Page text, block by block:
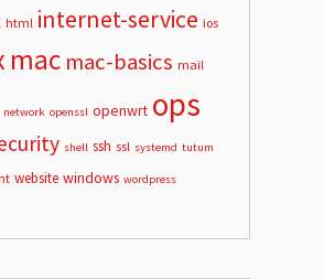
html internet-service ios
mac mac-basics mail
network openssl openwrt ops
shell ssh ssl systemd tutum
website windows wordpress